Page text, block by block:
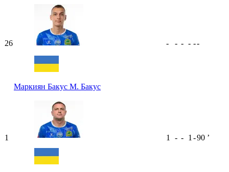
26
Маркиян Бакус М. Бакус
- - - - --
1 1 - - 1 -90 ʼ